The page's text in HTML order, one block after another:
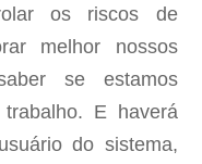
os riscos de
melhor nossos
se estamos
E haverá
do sistema,